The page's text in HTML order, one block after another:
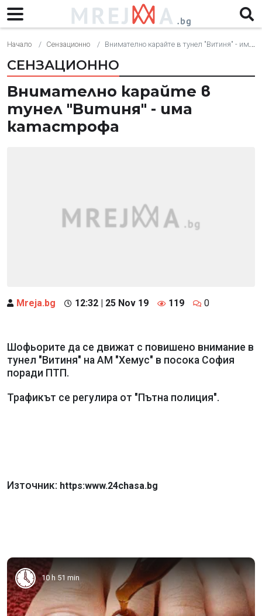
Начало Сензационно Внимателно карайте в тунел "Витиня" - има катастрофа
СЕНЗАЦИОННО
Внимателно карайте в
тунел "Витиня" - има
катастрофа
Mreja.bg 12:32 | 25 Nov 19 119 0
Шофьорите да се движат с повишено внимание в
тунел "Витиня" на АМ "Хемус" в посока София
поради ПТП.
Трафикът се регулира от "Пътна полиция".
Източник: https:www.24chasa.bg
10 h 51 min